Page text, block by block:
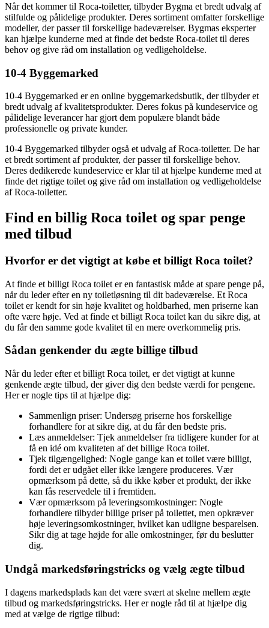
Når det kommer til Roca-toiletter, tilbyder Bygma et bredt udvalg af
stilfulde og pålidelige produkter. Deres sortiment omfatter forskellige
modeller, der passer til forskellige badeværelser. Bygmas eksperter
kan hjælpe kunderne med at finde det bedste Roca-toilet til deres
behov og give råd om installation og vedligeholdelse.
10-4 Byggemarked
10-4 Byggemarked er en online byggemarkedsbutik, der tilbyder et
bredt udvalg af kvalitetsprodukter. Deres fokus på kundeservice og
pålidelige leverancer har gjort dem populære blandt både
professionelle og private kunder.
10-4 Byggemarked tilbyder også et udvalg af Roca-toiletter. De har
et bredt sortiment af produkter, der passer til forskellige behov.
Deres dedikerede kundeservice er klar til at hjælpe kunderne med at
finde det rigtige toilet og give råd om installation og vedligeholdelse
af Roca-toiletter.
Find en billig Roca toilet og spar penge
med tilbud
Hvorfor er det vigtigt at købe et billigt Roca toilet?
At finde et billigt Roca toilet er en fantastisk måde at spare penge på,
når du leder efter en ny toiletløsning til dit badeværelse. Et Roca
toilet er kendt for sin høje kvalitet og holdbarhed, men priserne kan
ofte være høje. Ved at finde et billigt Roca toilet kan du sikre dig, at
du får den samme gode kvalitet til en mere overkommelig pris.
Sådan genkender du ægte billige tilbud
Når du leder efter et billigt Roca toilet, er det vigtigt at kunne
genkende ægte tilbud, der giver dig den bedste værdi for pengene.
Her er nogle tips til at hjælpe dig:
Sammenlign priser: Undersøg priserne hos forskellige
forhandlere for at sikre dig, at du får den bedste pris.
Læs anmeldelser: Tjek anmeldelser fra tidligere kunder for at
få en idé om kvaliteten af det billige Roca toilet.
Tjek tilgængelighed: Nogle gange kan et toilet være billigt,
fordi det er udgået eller ikke længere produceres. Vær
opmærksom på dette, så du ikke køber et produkt, der ikke
kan fås reservedele til i fremtiden.
Vær opmærksom på leveringsomkostninger: Nogle
forhandlere tilbyder billige priser på toilettet, men opkræver
høje leveringsomkostninger, hvilket kan udligne besparelsen.
Sikr dig at tage højde for alle omkostninger, før du beslutter
dig.
Undgå markedsføringstricks og vælg ægte tilbud
I dagens markedsplads kan det være svært at skelne mellem ægte
tilbud og markedsføringstricks. Her er nogle råd til at hjælpe dig
med at vælge de rigtige tilbud: